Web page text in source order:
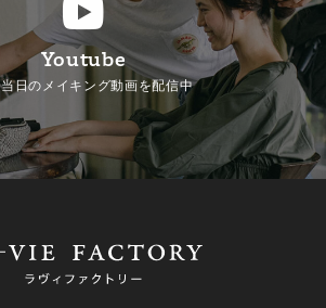
Youtube
日のメイキング動画を配信中